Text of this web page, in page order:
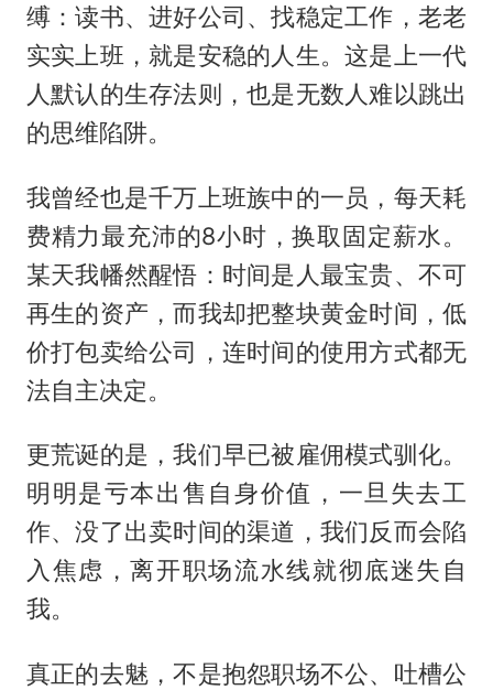
缚：读书、进好公司、找稳定工作，老老
实实上班，就是安稳的人生。这是上一代
人默认的生存法则，也是无数人难以跳出
的思维陷阱。
我曾经也是千万上班族中的一员，每天耗
费精力最充沛的8小时，换取固定薪水。
某天我幡然醒悟：时间是人最宝贵、不可
再生的资产，而我却把整块黄金时间，低
价打包卖给公司，连时间的使用方式都无
法自主决定。
更荒诞的是，我们早已被雇佣模式驯化。
明明是亏本出售自身价值，一旦失去工
作、没了出卖时间的渠道，我们反而会陷
入焦虑，离开职场流水线就彻底迷失自
我。
真正的去魅，不是抱怨职场不公、吐槽公